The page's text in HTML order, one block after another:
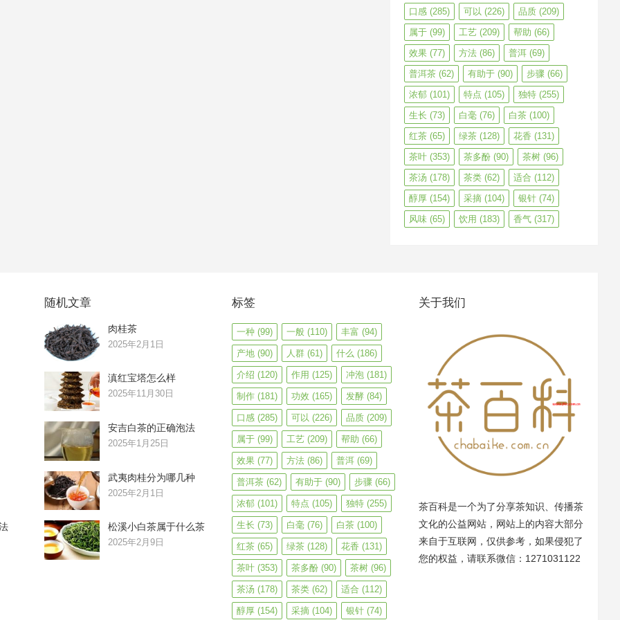
口感 (285) 可以 (226) 品质 (209)
属于 (99) 工艺 (209) 帮助 (66)
效果 (77) 方法 (86) 普洱 (69)
普洱茶 (62) 有助于 (90) 步骤 (66)
浓郁 (101) 特点 (105) 独特 (255)
生长 (73) 白毫 (76) 白茶 (100)
红茶 (65) 绿茶 (128) 花香 (131)
茶叶 (353) 茶多酚 (90) 茶树 (96)
茶汤 (178) 茶类 (62) 适合 (112)
醇厚 (154) 采摘 (104) 银针 (74)
风味 (65) 饮用 (183) 香气 (317)
随机文章
肉桂茶
2025年2月1日
滇红宝塔怎么样
2025年11月30日
安吉白茶的正确泡法
2025年1月25日
武夷肉桂分为哪几种
2025年2月1日
松溪小白茶属于什么茶
2025年2月9日
标签
一种(99) 一般 (110) 丰富 (94)
产地(90) 人群(61) 什么 (186)
介绍 (120) 作用 (125) 冲泡(181)
制作(181) 功效 (165) 发酵(84)
口感(285) 可以 (226) 品质(209)
属于(99) 工艺(209) 帮助 (66)
效果(77) 方法(86) 普洱(69)
普洱茶(62) 有助于(90) 步骤(66)
浓郁(101) 特点 (105) 独特(255)
生长 (73) 白毫(76) 白茶(100)
红茶(65) 绿茶(128) 花香 (131)
茶叶(353) 茶多酚(90) 茶树(96)
茶汤 (178) 茶类(62) 适合 (112)
醇厚(154) 采摘(104) 银针(74)
关于我们
茶百科是一个为了分享茶知识、传播茶
文化的公益网站，网站上的内容大部分
来自于互联网，仅供参考，如果侵犯了
您的权益，请联系微信：1271031122